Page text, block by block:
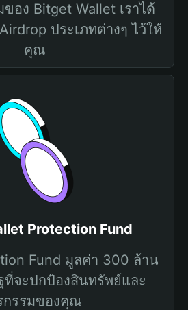
อง Bitget Wallet เราได้
ประเภทต่างๆ ไว้ให้
คุณ
Protection Fund
Fund มูลค่า 300 ล้าน
ที่จะปกป้องสินทรัพย์และ
กรรมของคุณ